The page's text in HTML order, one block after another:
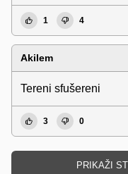
1 4
Akilem
Tereni sfušereni
3 0
PRIKAŽI